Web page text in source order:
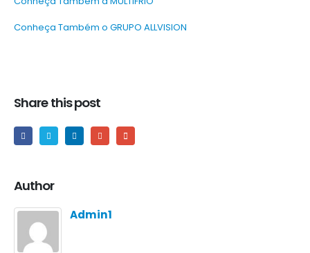
Conheça Também o GRUPO ALLVISION
Share this post
Author
Admin1